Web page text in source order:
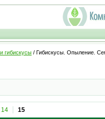
гибискусы / Гибискусы. Опыление.
14 15